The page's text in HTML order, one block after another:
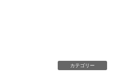
カテゴリー